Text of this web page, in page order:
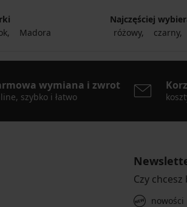
Madora
Najczęściej
różowy
czarny
wymiana i zwrot
szybko i łatwo
Czy
nowości